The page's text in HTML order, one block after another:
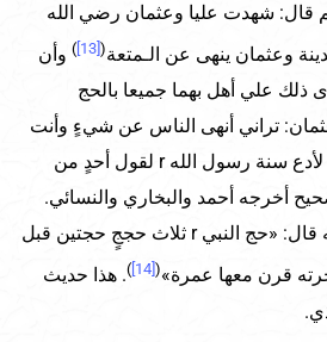
قال: شهدت عليا وعثمان رضي الله
وعثمان ينهى عن الـمتعة(
) وأن
ذلك علي أهل بهما جميعا بالحج
تراني أنهى الناس عن شيءٍ وأنت
تفعله، قال: ما كنت لأدع سنة رسول الله r لقول أحدٍ من
أخرجه أحمد والبخاري والنسائي.
عن جابر بن عبد الله قال: «حج النبي r ثلاث حججٍ حجتين قبل
قرن معها عمرة»(
). هذا حديث